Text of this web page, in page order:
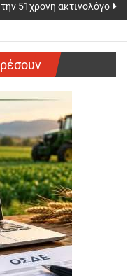
51χρονη ακτινολόγο